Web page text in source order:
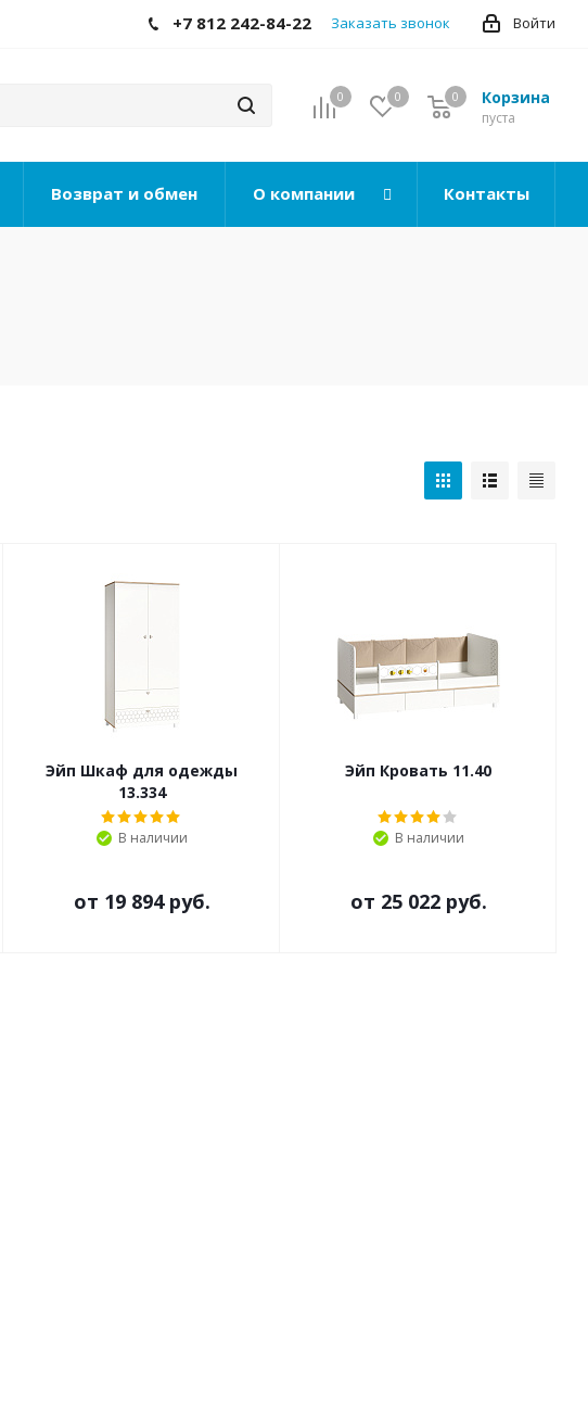
Войти
+7 812 242-84-22 Заказать звонок
0 0 Корзина
0
пуста
0
Возврат и обмен О компании Контакты
Эйп Шкаф для одежды
13.334
В наличии
от 19 894 руб.
Эйп Кровать 11.40
В наличии
от 25 022 руб.